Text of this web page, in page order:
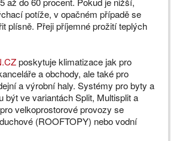
potíže, v opačném případě se
plísně. Přeji příjemné prožití teplých
poskytuje klimatizace jak pro
a obchody, ale také pro
a výrobní haly. Systémy pro byty a
být ve variantách Split, Multisplit a
velkoprostorové provozy se
(ROOFTOPY) nebo vodní